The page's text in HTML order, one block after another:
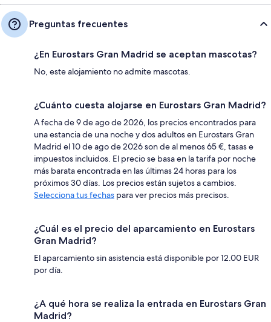
Preguntas frecuentes
¿En Eurostars Gran Madrid se aceptan mascotas?
No, este alojamiento no admite mascotas.
¿Cuánto cuesta alojarse en Eurostars Gran Madrid?
A fecha de 9 de ago de 2026, los precios encontrados para
una estancia de una noche y dos adultos en Eurostars Gran
Madrid el 10 de ago de 2026 son de al menos 65 €, tasas e
impuestos incluidos. El precio se basa en la tarifa por noche
más barata encontrada en las últimas 24 horas para los
próximos 30 días. Los precios están sujetos a cambios.
Selecciona tus fechas para ver precios más precisos.
¿Cuál es el precio del aparcamiento en Eurostars
Gran Madrid?
El aparcamiento sin asistencia está disponible por 12.00 EUR
por día.
¿A qué hora se realiza la entrada en Eurostars Gran
Madrid?